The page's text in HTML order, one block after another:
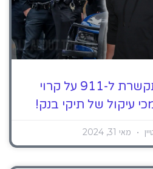
קים זולז'אק מתקשרת ל-911 על קרוי
עיקול של תיקי בנק!
מאי 31, 2024